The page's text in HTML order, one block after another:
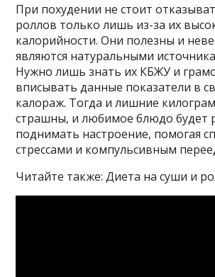
При похудении не стоит
роллов только лишь из-за их
калорийности. Они полезны и
являются натуральными
Нужно лишь знать их КБЖУ и
вписывать данные показатели в
калораж. Тогда и лишние
страшны, и любимое блюдо будет
поднимать настроение, помогая
стрессами и компульсивным
Читайте также: Диета на суши и